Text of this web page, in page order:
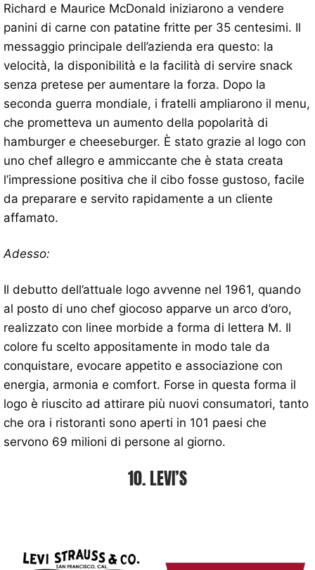
Richard e Maurice McDonald iniziarono a vendere
panini di carne con patatine fritte per 35 centesimi. Il
messaggio principale dell’azienda era questo: la
velocità, la disponibilità e la facilità di servire snack
senza pretese per aumentare la forza. Dopo la
seconda guerra mondiale, i fratelli ampliarono il menu,
che prometteva un aumento della popolarità di
hamburger e cheeseburger. È stato grazie al logo con
uno chef allegro e ammiccante che è stata creata
l’impressione positiva che il cibo fosse gustoso, facile
da preparare e servito rapidamente a un cliente
affamato.
Adesso:
Il debutto dell’attuale logo avvenne nel 1961, quando
al posto di uno chef giocoso apparve un arco d’oro,
realizzato con linee morbide a forma di lettera M. Il
colore fu scelto appositamente in modo tale da
conquistare, evocare appetito e associazione con
energia, armonia e comfort. Forse in questa forma il
logo è riuscito ad attirare più nuovi consumatori, tanto
che ora i ristoranti sono aperti in 101 paesi che
servono 69 milioni di persone al giorno.
10. LEVI’S